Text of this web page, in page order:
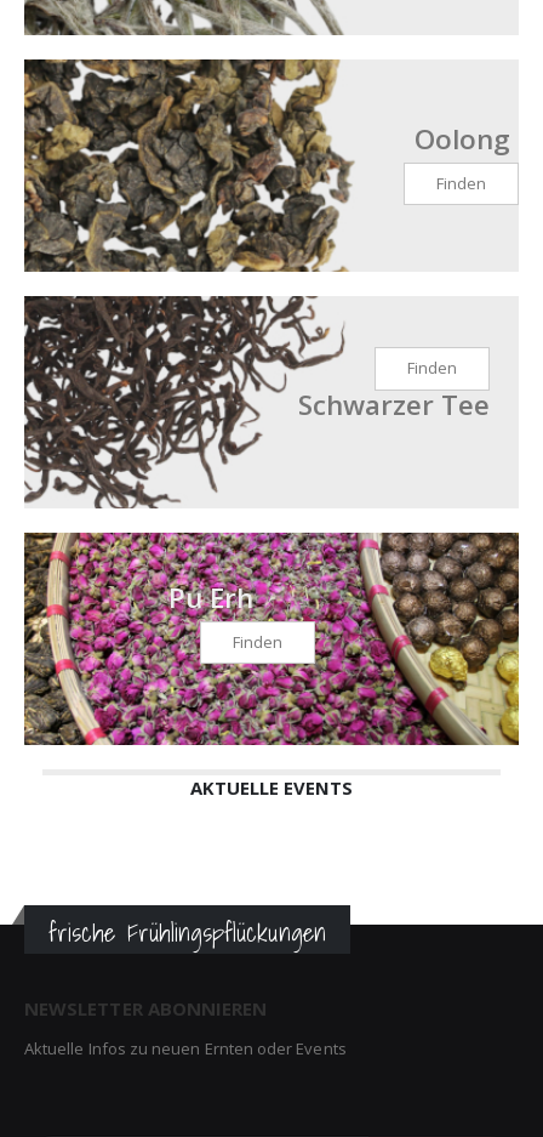
Oolong
Finden
Finden
Schwarzer Tee
Pu Erh
Finden
AKTUELLE EVENTS
frische Frühlingspflückungen
NEWSLETTER ABONNIEREN
Aktuelle Infos zu neuen Ernten oder Events